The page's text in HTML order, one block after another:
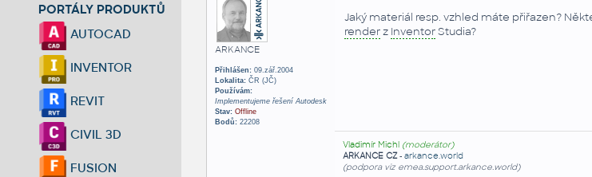
PORTÁLY PRODUKTŮ
AUTOCAD
INVENTOR
REVIT
CIVIL 3D
FUSION
ARKANCE
Přihlášen:09.zář.2004
Lokalita:ČR (JČ)
Používám:
Implementujeme řešení Autodesk
Stav: Offline
Bodů:22208
Jaký materiál resp. vzhled máte přiřazen?
renderz InventorStudia?
Vladimír Michl (moderátor)
ARKANCE CZ- arkance.world
(podpora viz emea.support.arkance.world)